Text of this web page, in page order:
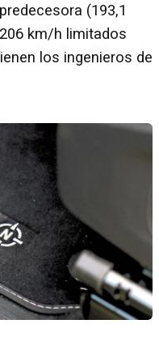
(193,1
km/h limitados
los ingenieros de